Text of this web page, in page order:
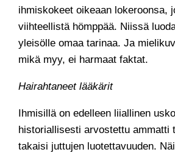
ihmiskokeet oikeaan lokeroonsa,
viihteellistä hömppää. Niissä
yleisölle omaa tarinaa. Ja
mikä myy, ei harmaat faktat.
Hairahtaneet lääkärit
Ihmisillä on edelleen liiallinen
historiallisesti arvostettu ammatti
takaisi juttujen luotettavuuden.